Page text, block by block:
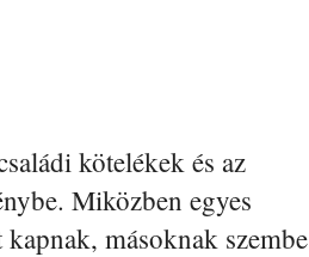
kötelékek és az
Miközben egyes
másoknak szembe